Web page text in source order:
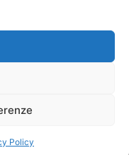
Policy
Privacy Policy